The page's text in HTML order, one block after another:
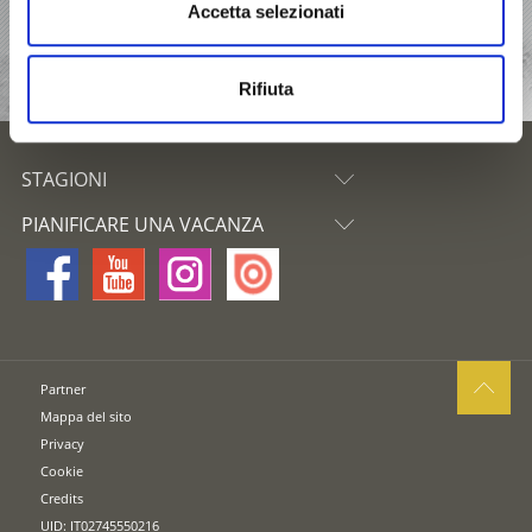
Accetta selezionati
Rifiuta
STAGIONI
PIANIFICARE UNA VACANZA
Partner
Mappa del sito
Privacy
Cookie
Credits
UID: IT02745550216